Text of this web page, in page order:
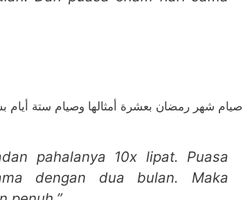
صيام شهر رمضان بعشرة أمثالها وصيام ستة أيام
pahalanya 10x lipat. Puasa
dengan dua bulan. Maka